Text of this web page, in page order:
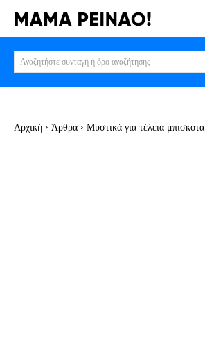
Αναζητήστε συνταγή ή όρο αναζήτησης
Αρχική Άρθρα Μυστικά για τέλεια μπισκότα